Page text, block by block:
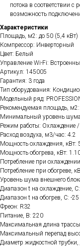
потока в соответствии
возможность
Характеристики
Площадь, м2: до 50 (5,4 кВт)
Компрессор: Инверторный
Цвет: Белый
Управление Wi-Fi:
Артикул: 145005
Гарантия: 3 года
Тип оборудования:
Модельный ряд:
Рекомендуемая площадь,
Минимальный уровень
Режим работы: Охлаждение /
Расход воздуха, м3/час: 4.2
Мощность охлаждения, кВт:
Мощность обогрева, кВт:
Потребление при
Потребление при обогреве,
Уровень шума внешнего
Диапазон t на охлаждение,
Диапазон t на обогрев, C: -
Фреон: R32
Питание, В: 220
Максимальная длина
Максимальный перепад
Диаметр жидкостной